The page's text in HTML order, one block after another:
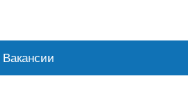
Вакансии